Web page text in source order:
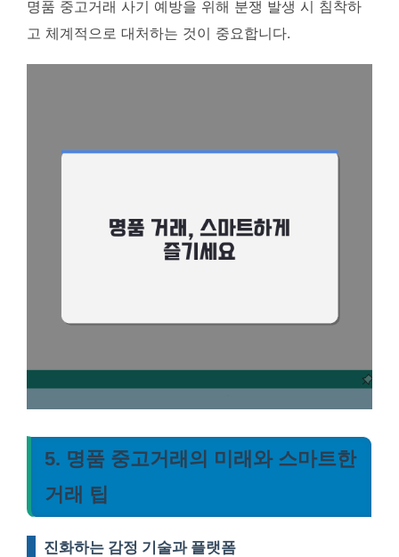
명품 중고거래 사기 예방을 위해 분쟁 발생 시 침착하
고 체계적으로 대처하는 것이 중요합니다.
5. 명품 중고거래의 미래와 스마트한
거래 팁
진화하는 감정 기술과 플랫폼